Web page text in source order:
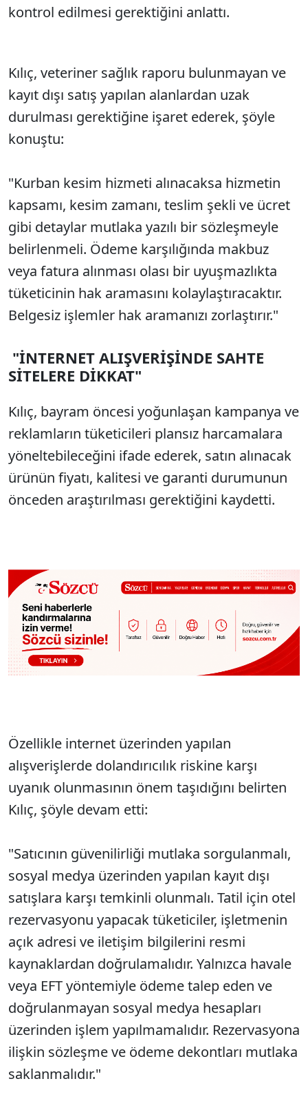
kontrol edilmesi gerektiğini anlattı.
Kılıç, veteriner sağlık raporu bulunmayan ve
kayıt dışı satış yapılan alanlardan uzak
durulması gerektiğine işaret ederek, şöyle
konuştu:
"Kurban kesim hizmeti alınacaksa hizmetin
kapsamı, kesim zamanı, teslim şekli ve ücret
gibi detaylar mutlaka yazılı bir sözleşmeyle
belirlenmeli. Ödeme karşılığında makbuz
veya fatura alınması olası bir uyuşmazlıkta
tüketicinin hak aramasını kolaylaştıracaktır.
Belgesiz işlemler hak aramanızı zorlaştırır."
"İNTERNET ALIŞVERİŞİNDE SAHTE
SİTELERE DİKKAT"
Kılıç, bayram öncesi yoğunlaşan kampanya ve
reklamların tüketicileri plansız harcamalara
yöneltebileceğini ifade ederek, satın alınacak
ürünün fiyatı, kalitesi ve garanti durumunun
önceden araştırılması gerektiğini kaydetti.
Özellikle internet üzerinden yapılan
alışverişlerde dolandırıcılık riskine karşı
uyanık olunmasının önem taşıdığını belirten
Kılıç, şöyle devam etti:
"Satıcının güvenilirliği mutlaka sorgulanmalı,
sosyal medya üzerinden yapılan kayıt dışı
satışlara karşı temkinli olunmalı. Tatil için otel
rezervasyonu yapacak tüketiciler, işletmenin
açık adresi ve iletişim bilgilerini resmi
kaynaklardan doğrulamalıdır. Yalnızca havale
veya EFT yöntemiyle ödeme talep eden ve
doğrulanmayan sosyal medya hesapları
üzerinden işlem yapılmamalıdır. Rezervasyona
ilişkin sözleşme ve ödeme dekontları mutlaka
saklanmalıdır."